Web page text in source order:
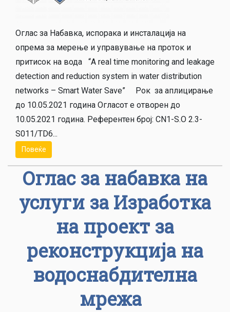
Оглас за Набавка, испорака и инсталација на
опрема за мерење и управување на проток и
притисок на вода “A real time monitoring and leakage
detection and reduction system in water distribution
networks – Smart Water Save” Рок за аплицирање
до 10.05.2021 година Огласот е отворен до
10.05.2021 година. Референтен број: CN1-S.O 2.3-
S011/TD6...
Повеќе
Оглас за набавка на
услуги за Изработка
на проект за
реконструкција на
водоснабдителна
мрежа